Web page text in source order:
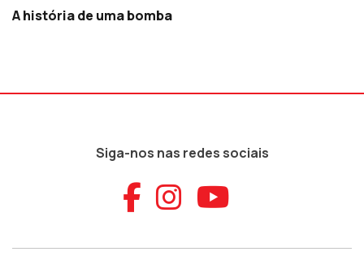
A história de uma bomba
Siga-nos nas redes sociais
Aceder ao
Aceder ao
Aceder